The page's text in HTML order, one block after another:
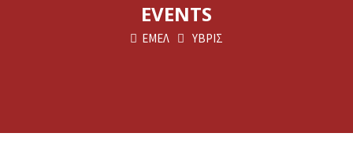
EVENTS
ΕΜΕΛ ΥΒΡΙΣ